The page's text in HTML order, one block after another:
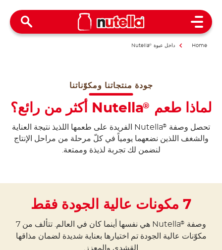
Open Menu
Home داخل عبوة ®
Nutella
جودة منتجاتنا ومكوّناتنا
لماذا طعم Nutella® أكثر من رائع؟
تحصل وصفة ®
Nutella الفريدة على طعمها اللذيذ نتيجة العناية
والشغف اللذين نضعهما يومياً في كلّ مرحلة من مراحل الإنتاج
لنضمن لك تجربة لذيذة وممتعة.
7 مكونات عالية الجودة فقط
وصفة ®
Nutella هي نفسها أينما كان في العالم. تتألف من 7
مكوّنات عالية الجودة تم اختيارها بعناية شديدة لضمان مذاقها
القشدي والمعزز.